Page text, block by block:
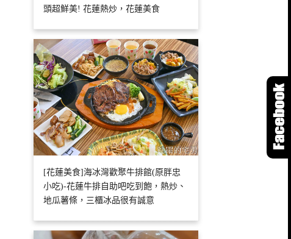
頭超鮮美! 花蓮熱炒，花蓮美食
[花蓮美食]海冰灣歡聚牛排館(原胖忠
小吃)-花蓮牛排自助吧吃到飽，熱炒、
地瓜薯條，三櫃冰品很有誠意